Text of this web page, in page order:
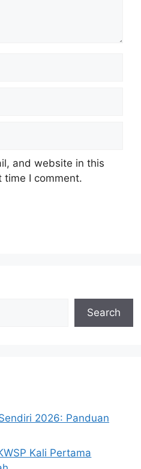
and website in this
time I comment.
Search
2026: Panduan
Kali Pertama